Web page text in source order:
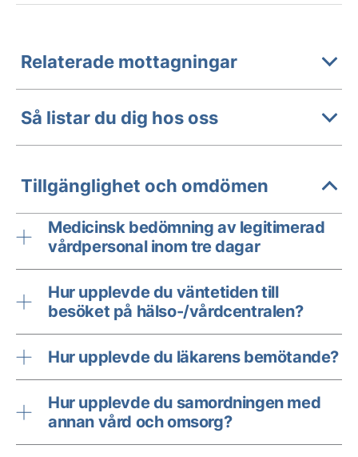
Relaterade mottagningar
Så listar du dig hos oss
Tillgänglighet och omdömen
Medicinsk bedömning av legitimerad
vårdpersonal inom tre dagar
Hur upplevde du väntetiden till
besöket på hälso-/vårdcentralen?
Hur upplevde du läkarens bemötande?
Hur upplevde du samordningen med
annan vård och omsorg?